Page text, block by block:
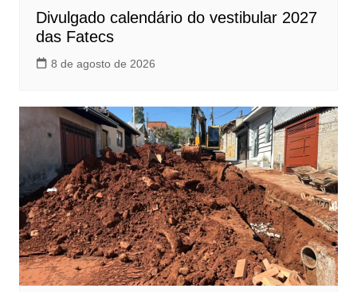
Divulgado calendário do vestibular 2027
das Fatecs
8 de agosto de 2026